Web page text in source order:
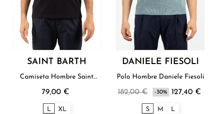
SAINT BARTH
Camiseta Hombre Saint
79,00 €
L XL
DANIELE FIESOLI
Polo Hombre Daniele Fiesoli
182,00 € -30% 127,40 €
S M L